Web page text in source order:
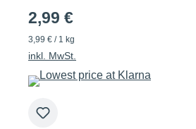
2,99 €
3,99 € / 1 kg
inkl. MwSt.